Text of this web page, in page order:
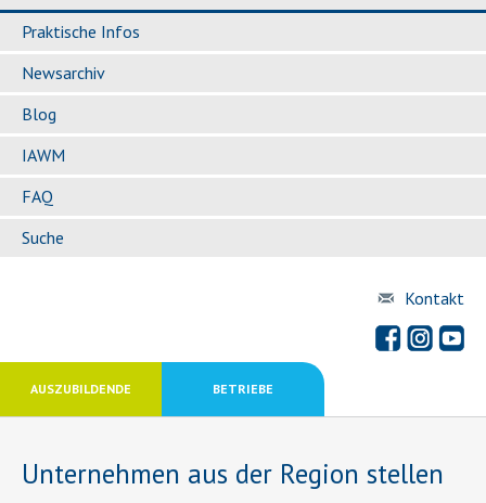
Praktische Infos
Newsarchiv
Blog
IAWM
FAQ
Suche
Kontakt
AUSZUBILDENDE BETRIEBE
Unternehmen aus der Region stellen